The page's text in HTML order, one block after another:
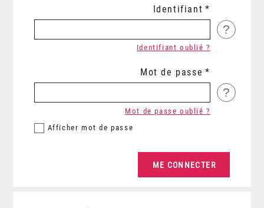
Identifiant
?
Identifiant oublié ?
Mot de passe
?
Afficher mot de passe
Mot de passe oublié ?